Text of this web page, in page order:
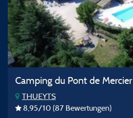
Camping du Pont de Mercier
THUEYTS
8,95/10 (87 Bewertungen)